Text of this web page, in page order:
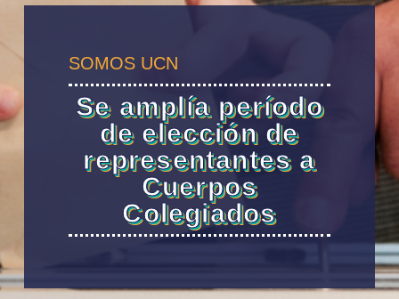
SOMOS UCN
Se amplía período
de elección de
representantes a
Cuerpos
Colegiados